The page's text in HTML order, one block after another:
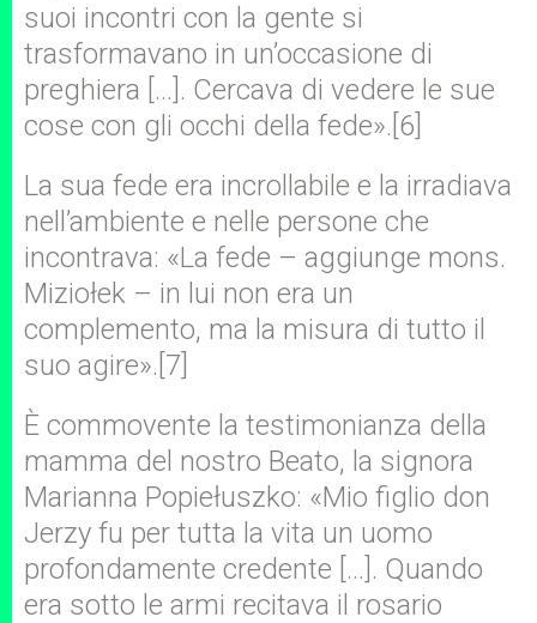
suoi incontri con la gente si
trasformavano in un’occasione di
preghiera […]. Cercava di vedere le sue
cose con gli occhi della fede».[6]
La sua fede era incrollabile e la irradiava
nell’ambiente e nelle persone che
incontrava: «La fede – aggiunge mons.
Miziołek – in lui non era un
complemento, ma la misura di tutto il
suo agire».[7]
È commovente la testimonianza della
mamma del nostro Beato, la signora
Marianna Popiełuszko: «Mio figlio don
Jerzy fu per tutta la vita un uomo
profondamente credente […]. Quando
era sotto le armi recitava il rosario